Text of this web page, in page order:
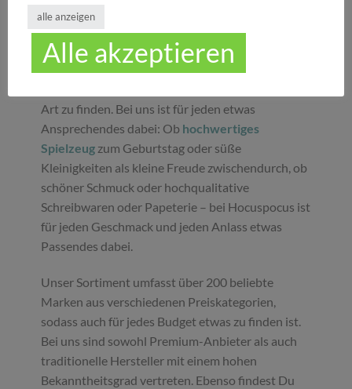
dass bei uns Groß und Klein etwas finden, was sie
glücklich macht. Jeder Tag ist ein guter Anlass, um
seinen Liebsten oder sich selbst eine Freude zu
machen. Unser umfassendes Sortiment gibt Ihnen
Art zu finden. Bei uns ist für jeden etwas
Ansprechendes dabei: Ob hochwertiges
Spielzeug zum Geburtstag oder süße
Kleinigkeiten als kleine Freude zwischendurch, ob
schöner Schmuck oder hochqualitative
Schreibwaren oder Papeterie – bei Hocuspocus ist
für jeden Geschmack und jeden Anlass etwas
Passendes dabei.
Unser Sortiment umfasst über 200 beliebte
Marken aus verschiedenen Preiskategorien,
sodass auch für jedes Budget etwas zu finden ist.
Bei uns sind sowohl Premium-Anbieter als auch
traditionelle Hersteller mit einem hohen
Bekanntheitsgrad vertreten. Ebenso findest Du
alle anzeigen
Alle akzeptieren